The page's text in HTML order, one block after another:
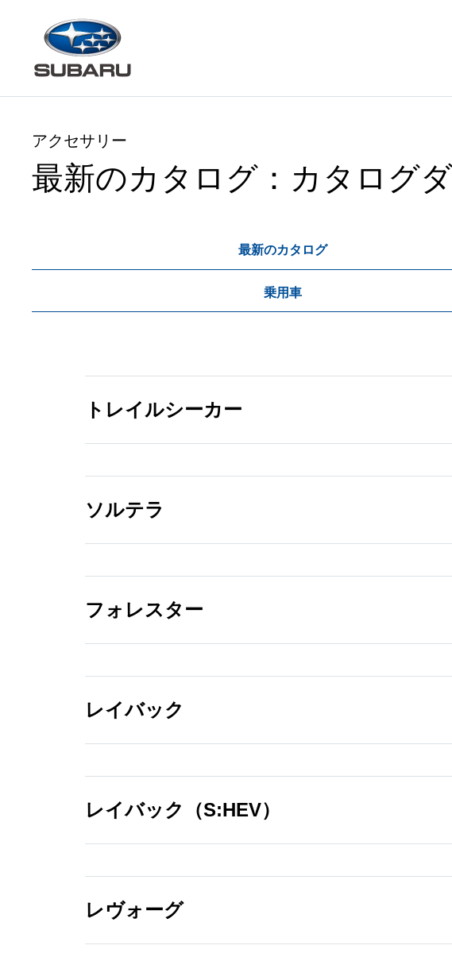
アクセサリー
最新のカタログ：カタログ
最新のカタログ
乗用車
トレイルシーカー
クセサリーアイテム
PDF/42.6MB
ソルテラ
ーアイテムリスト
フォレスター
サリーアイテムリス
PDF/97.3MB
レイバック
リーアイテムリスト
レイバック（S:HEV）
レヴォーグ